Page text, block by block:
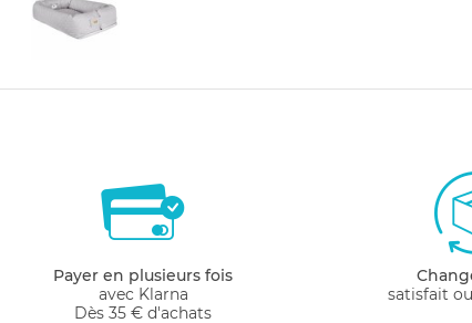
Payer en plusieurs fois
avec Klarna
Dès 35 € d'achats
satisfait